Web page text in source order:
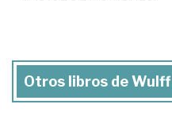
Otros libros de